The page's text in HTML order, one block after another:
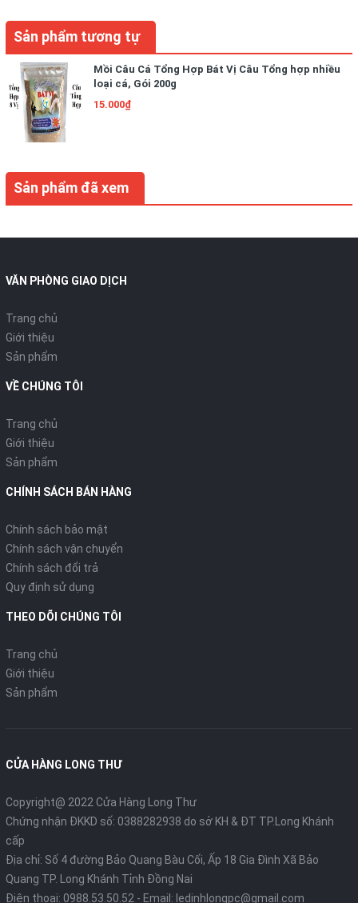
Sản phẩm tương tự
Mồi Câu Cá Tổng Hợp Bát Vị Câu Tổng hợp nhiều
loại cá, Gói 200g
15.000₫
Sản phẩm đã xem
VĂN PHÒNG GIAO DỊCH
Trang chủ
Giới thiệu
Sản phẩm
VỀ CHÚNG TÔI
Trang chủ
Giới thiệu
Sản phẩm
CHÍNH SÁCH BÁN HÀNG
Chính sách bảo mật
Chính sách vận chuyển
Chính sách đổi trả
Quy định sử dụng
THEO DÕI CHÚNG TÔI
Trang chủ
Giới thiệu
Sản phẩm
CỬA HÀNG LONG THƯ
Copyright@ 2022 Cửa Hàng Long Thư
Chứng nhận ĐKKD số: 0388282938 do sở KH & ĐT TP.Long Khánh
cấp
Địa chỉ: Số 4 đường Bảo Quang Bàu Cối, Ấp 18 Gia Đình Xã Bảo
Quang TP. Long Khánh Tỉnh Đồng Nai
Điện thoại: 0988.53.50.52 - Email: ledinhlongpc@gmail.com